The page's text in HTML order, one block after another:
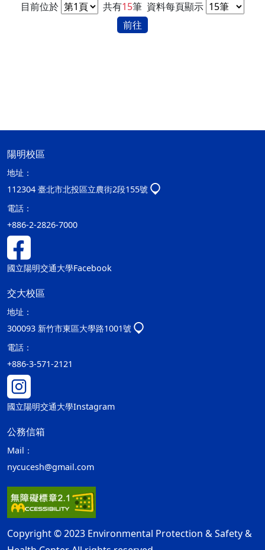
目前位於 共有15筆 資料每頁顯示
前往
陽明校區
地址：
112304 臺北市北投區立農街2段155號
電話：
+886-2-2826-7000
國立陽明交通大學Facebook
交大校區
地址：
300093 新竹市東區大學路1001號
電話：
+886-3-571-2121
國立陽明交通大學Instagram
公務信箱
Mail：
nycucesh@gmail.com
Copyright © 2023 Environmental Protection & Safety &